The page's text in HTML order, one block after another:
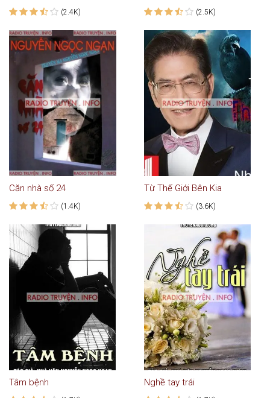
(2.4K) (2.5K)
Căn nhà số 24
(1.4K)
Từ Thế Giới Bên Kia
(3.6K)
Tâm bệnh Nghề tay trái